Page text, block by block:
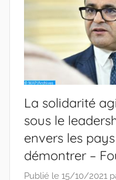
La solidarité
sous le
envers les
démontrer –
Publié le 15/10/2021